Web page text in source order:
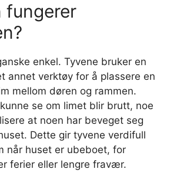
fungerer
enkel. Tyvene bruker en
annet verktøy for å plassere en
mellom døren og rammen.
se om limet blir brutt, noe
at noen har beveget seg
Dette gir tyvene verdifull
når huset er ubeboet, for
ferier eller lengre fravær.